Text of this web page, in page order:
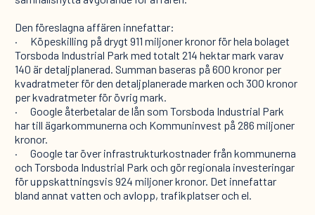
Den föreslagna affären innefattar:
· Köpeskilling på drygt 911 miljoner kronor för hela bolaget
Torsboda Industrial Park med totalt 214 hektar mark varav
140 är detaljplanerad. Summan baseras på 600 kronor per
kvadratmeter för den detaljplanerade marken och 300 kronor
per kvadratmeter för övrig mark.
· Google återbetalar de lån som Torsboda Industrial Park
har till ägarkommunerna och Kommuninvest på 286 miljoner
kronor.
· Google tar över infrastrukturkostnader från kommunerna
och Torsboda Industrial Park och gör regionala investeringar
för uppskattningsvis 924 miljoner kronor. Det innefattar
bland annat vatten och avlopp, trafikplatser och el.